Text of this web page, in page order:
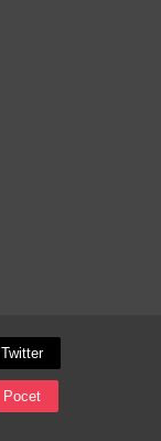
Twitter
Pocet